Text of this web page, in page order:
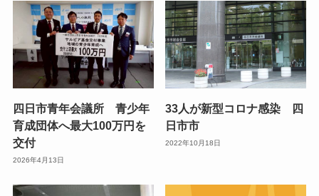
四日市青年会議所 青少年
育成団体へ最大100万円を
交付
2026年4月13日
33人が新型コロナ感染 四
日市市
2022年10月18日